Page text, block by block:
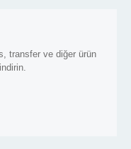
transfer ve diğer ürün